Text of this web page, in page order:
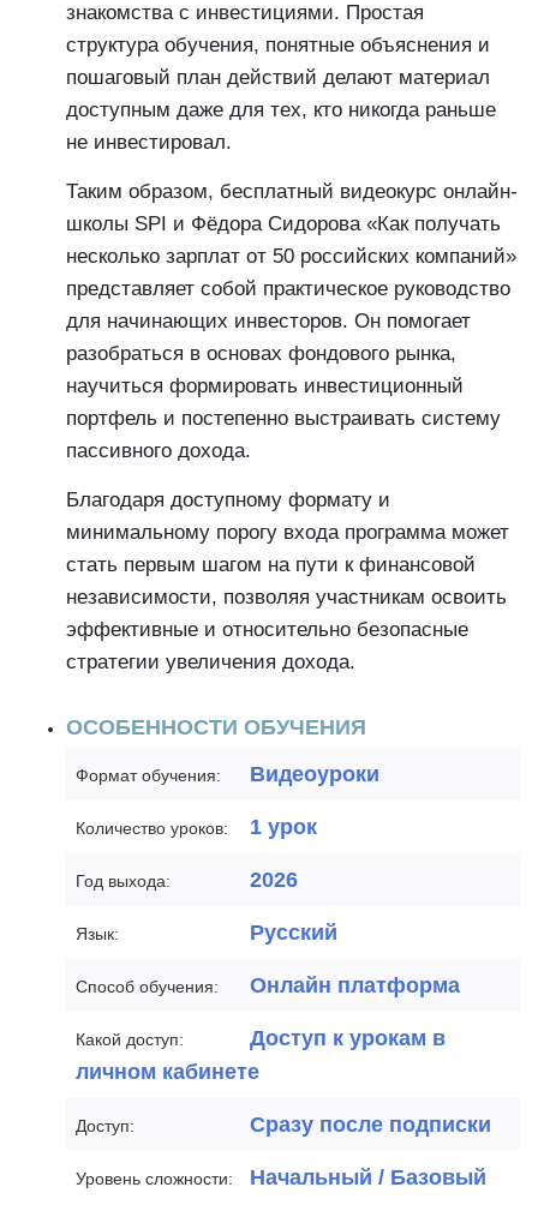
знакомства с инвестициями. Простая
структура обучения, понятные объяснения и
пошаговый план действий делают материал
доступным даже для тех, кто никогда раньше
не инвестировал.
Таким образом, бесплатный видеокурс онлайн-
школы SPI и Фёдора Сидорова «Как получать
несколько зарплат от 50 российских компаний»
представляет собой практическое руководство
для начинающих инвесторов. Он помогает
разобраться в основах фондового рынка,
научиться формировать инвестиционный
портфель и постепенно выстраивать систему
пассивного дохода.
Благодаря доступному формату и
минимальному порогу входа программа может
стать первым шагом на пути к финансовой
независимости, позволяя участникам освоить
эффективные и относительно безопасные
стратегии увеличения дохода.
ОСОБЕННОСТИ ОБУЧЕНИЯ
Формат обучения: Видеоуроки
Количество уроков: 1 урок
Год выхода: 2026
Язык: Русский
Способ обучения: Онлайн платформа
Какой доступ:
Доступ к урокам в
личном кабинете
Доступ: Сразу после подписки
Уровень сложности: Начальный / Базовый